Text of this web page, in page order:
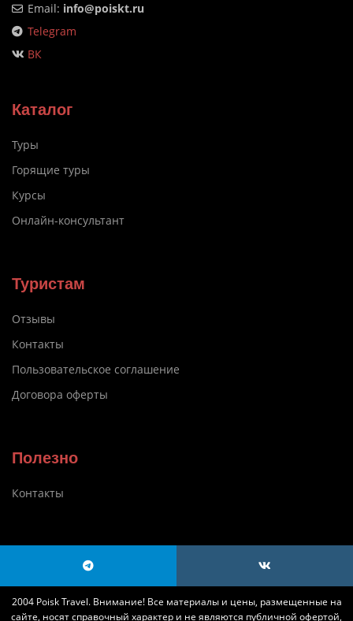
Email: info@poiskt.ru
Telegram
ВК
Каталог
Туры
Горящие туры
Курсы
Онлайн-консультант
Туристам
Отзывы
Контакты
Пользовательское соглашение
Договора оферты
Полезно
Контакты
2004 Poisk Travel. Внимание! Все материалы и цены, размещенные на
сайте, носят справочный характер и не являются публичной офертой,